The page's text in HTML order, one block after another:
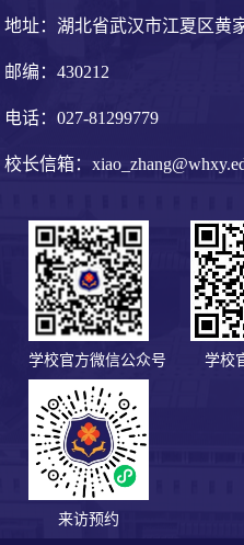
地址：湖北省武汉市江夏区黄
邮编：430212
电话：027-81299779
校长信箱：
学校官方微信公众号 学校
来访预约